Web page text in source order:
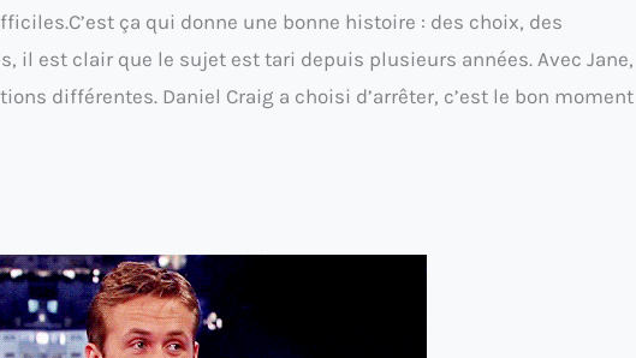
ça qui donne une bonne histoire : des choix, des
il est clair que le sujet est tari depuis plusieurs années. Avec Jane,
différentes. Daniel Craig a choisi d’arrêter, c’est le bon moment